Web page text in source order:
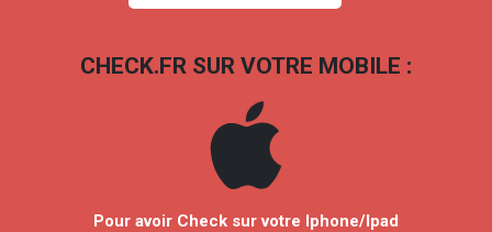
CHECK.FR SUR VOTRE MOBILE :
Pour avoir Check sur votre Iphone/Ipad